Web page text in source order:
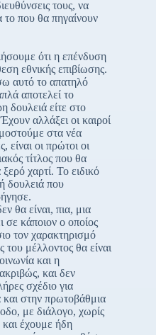
τους, να
το που θα πηγαίνουν
ότι η επένδυση
εθνικής επιβίωσης.
αυτό το απατηλό
αποτελεί το
δουλειά είτε στο
αλλάξει οι καιροί
στα νέα
είναι οι πρώτοι οι
τίτλος που θα
χαρτί. Το ειδικό
δουλειά που
θα είναι, πια, μια
σε κάποιον ο οποίος
τον χαρακτηρισμό
μέλλοντος θα είναι
και η
και δεν
σχέδιο για
και στην πρωτοβάθμια
με διάλογο, χωρίς
και έχουμε ήδη